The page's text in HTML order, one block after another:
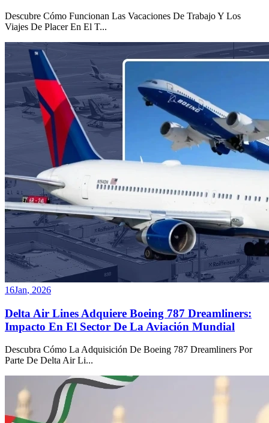
Descubre Cómo Funcionan Las Vacaciones De Trabajo Y Los
Viajes De Placer En El T...
16Jan, 2026
Delta Air Lines Adquiere Boeing 787 Dreamliners:
Impacto En El Sector De La Aviación Mundial
Descubra Cómo La Adquisición De Boeing 787 Dreamliners Por
Parte De Delta Air Li...